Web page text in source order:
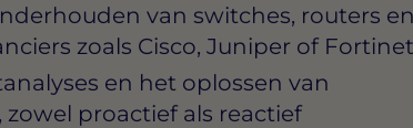
van switches, routers en
zoals Cisco, Juniper of Fortinet
en het oplossen van
proactief als reactief